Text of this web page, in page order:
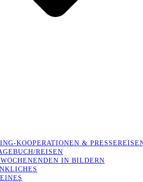
KOOPERATIONEN &
REISEN
IN BILDERN